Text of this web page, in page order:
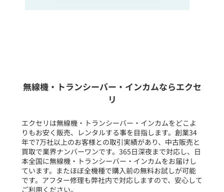
フリーワード入力(製品名等)
選択条件をリセット
無線機・トランシーバー・インカムならエクセ
リ
エクセリは無線機・トランシーバー・インカムをどこよ
りもお安く販売、レンタルする事を目指します。創業34
年で7万社以上のお客様との取引実績があり、中古販売と
買取で業界ナンバーワンです。365日深夜まで対応し、日
本全国に無線機・トランシーバー・インカムをお届けし
ています。またほぼ全機種で購入前の無料お試しが可能
です。アフター修理も弊社内で対応しますので、安心して
ご利用ください。